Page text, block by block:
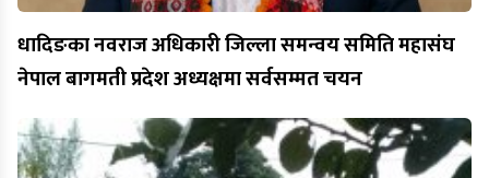
धादिङका नवराज अधिकारी जिल्ला समन्वय समिति महासंघ
नेपाल बागमती प्रदेश अध्यक्षमा सर्वसम्मत चयन